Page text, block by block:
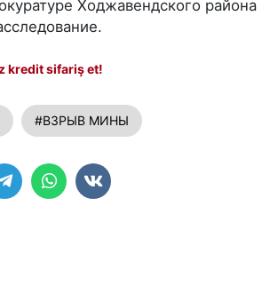
Ходжавендского района
kredit sifariş et!
#ВЗРЫВ МИНЫ